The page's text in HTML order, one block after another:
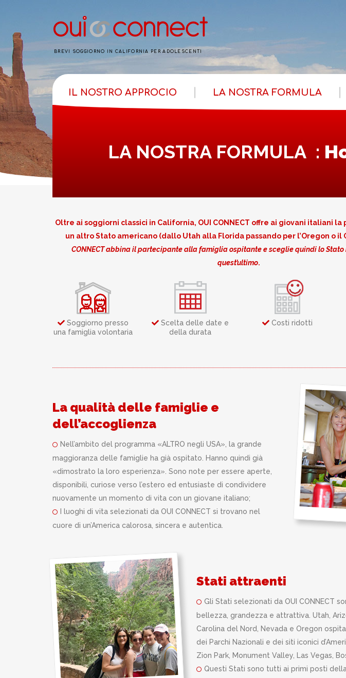
BREVI SOGGIORNO IN CALIFORNIA PER ADOLESCENTI
IL NOSTRO APPROCIO LA NOSTRA FORMULA
LA NOSTRA FORMULA :
Oltre ai soggiorni classici in California, OUI CONNECT offre ai giovani italiani
un altro Stato americano (dallo Utah alla Florida passando per l’Oregon o il
CONNECT abbina il partecipante alla famiglia ospitante e sceglie quindi lo
quest’ultimo.
Soggiorno presso
una famiglia volontaria
Scelta delle date e
della durata
Costi ridotti
La qualità delle famiglie e
dell’accoglienza
Nell’ambito del programma «ALTRO negli USA», la grande
maggioranza delle famiglie ha già ospitato. Hanno quindi già
«dimostrato la loro esperienza». Sono note per essere aperte,
disponibili, curiose verso l’estero ed entusiaste di condividere
nuovamente un momento di vita con un giovane italiano;
I luoghi di vita selezionati da OUI CONNECT si trovano nel
cuore di un’America calorosa, sincera e autentica.
Stati attraenti
Gli Stati selezionati da OUI CONNECT
bellezza, grandezza e attrattiva. Utah,
Carolina del Nord, Nevada e Oregon
dei Parchi Nazionali e dei siti iconici
Zion Park, Monument Valley, Las Vegas,
Questi Stati sono tutti ai primi posti